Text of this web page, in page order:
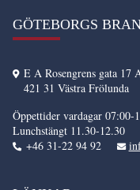
GÖTEBORGS
E A Rosengrens gata 17
421 31 Västra Frölunda
Öppettider vardagar 07:00-
Lunchstängt 11.30-12.30
+46 31-22 94 92